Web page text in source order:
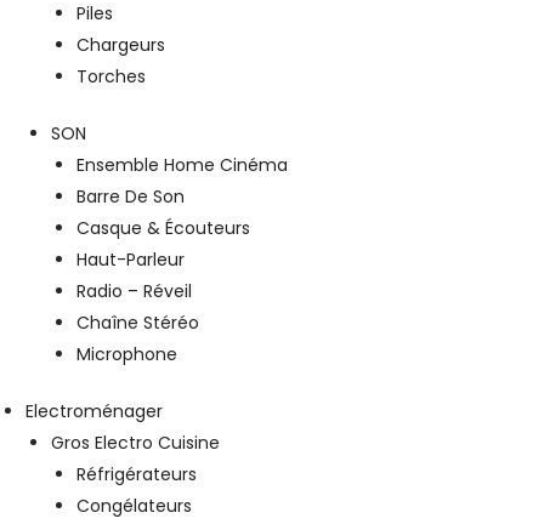
Piles
Chargeurs
Torches
SON
Ensemble Home Cinéma
Barre De Son
Casque & Écouteurs
Haut-Parleur
Radio – Réveil
Chaîne Stéréo
Microphone
Electroménager
Gros Electro Cuisine
Réfrigérateurs
Congélateurs